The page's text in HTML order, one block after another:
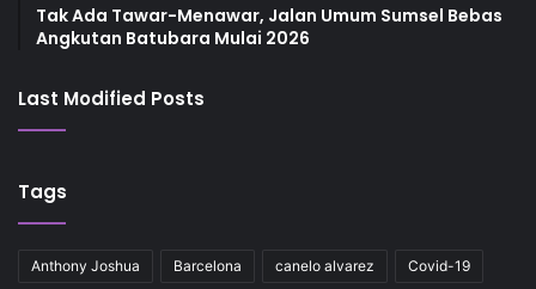
Tak Ada Tawar-Menawar, Jalan Umum Sumsel Bebas
Angkutan Batubara Mulai 2026
Last Modified Posts
Tags
Anthony Joshua Barcelona canelo alvarez Covid-19